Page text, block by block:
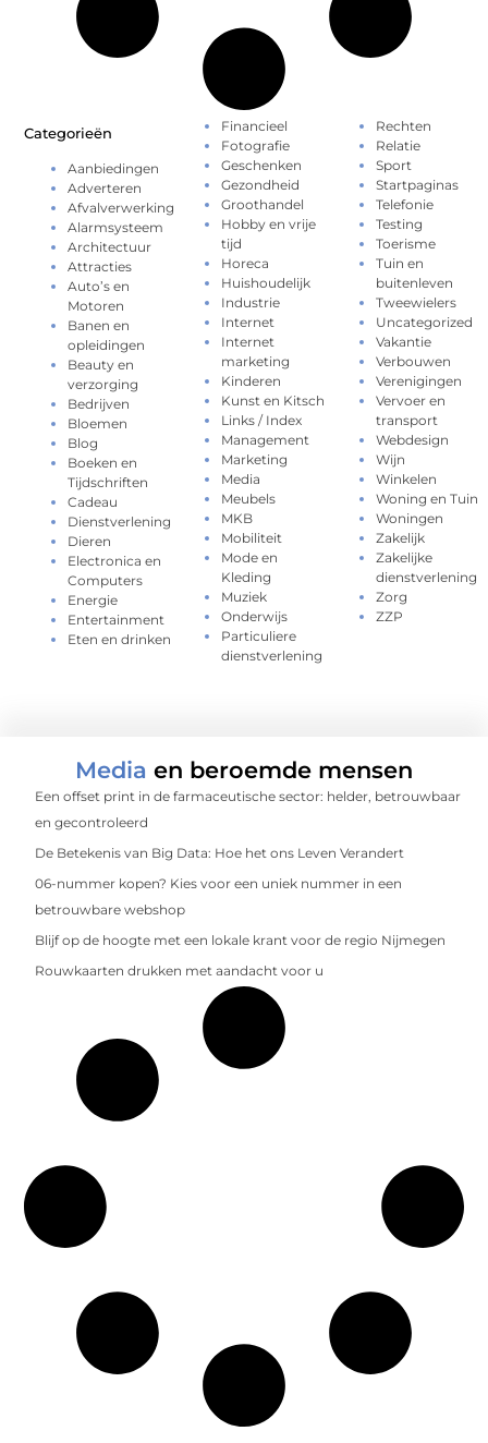
Categorieën
Aanbiedingen
Adverteren
Afvalverwerking
Alarmsysteem
Architectuur
Attracties
Auto’s en
Motoren
Banen en
opleidingen
Beauty en
verzorging
Bedrijven
Bloemen
Blog
Boeken en
Tijdschriften
Cadeau
Dienstverlening
Dieren
Electronica en
Computers
Energie
Entertainment
Eten en drinken
Financieel
Fotografie
Geschenken
Gezondheid
Groothandel
Hobby en vrije
tijd
Horeca
Huishoudelijk
Industrie
Internet
Internet
marketing
Kinderen
Kunst en Kitsch
Links / Index
Management
Marketing
Media
Meubels
MKB
Mobiliteit
Mode en
Kleding
Muziek
Onderwijs
Particuliere
dienstverlening
Rechten
Relatie
Sport
Startpaginas
Telefonie
Testing
Toerisme
Tuin en
buitenleven
Tweewielers
Uncategorized
Vakantie
Verbouwen
Verenigingen
Vervoer en
transport
Webdesign
Wijn
Winkelen
Woning en Tuin
Woningen
Zakelijk
Zakelijke
dienstverlening
Zorg
ZZP
Media en beroemde mensen
Een offset print in de farmaceutische sector: helder, betrouwbaar
en gecontroleerd
De Betekenis van Big Data: Hoe het ons Leven Verandert
06-nummer kopen? Kies voor een uniek nummer in een
betrouwbare webshop
Blijf op de hoogte met een lokale krant voor de regio Nijmegen
Rouwkaarten drukken met aandacht voor u